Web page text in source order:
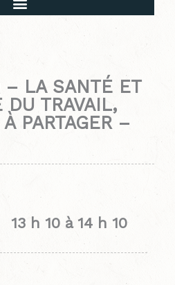
LA SANTÉ ET
DU TRAVAIL,
PARTAGER –
h 10 à 14 h 10